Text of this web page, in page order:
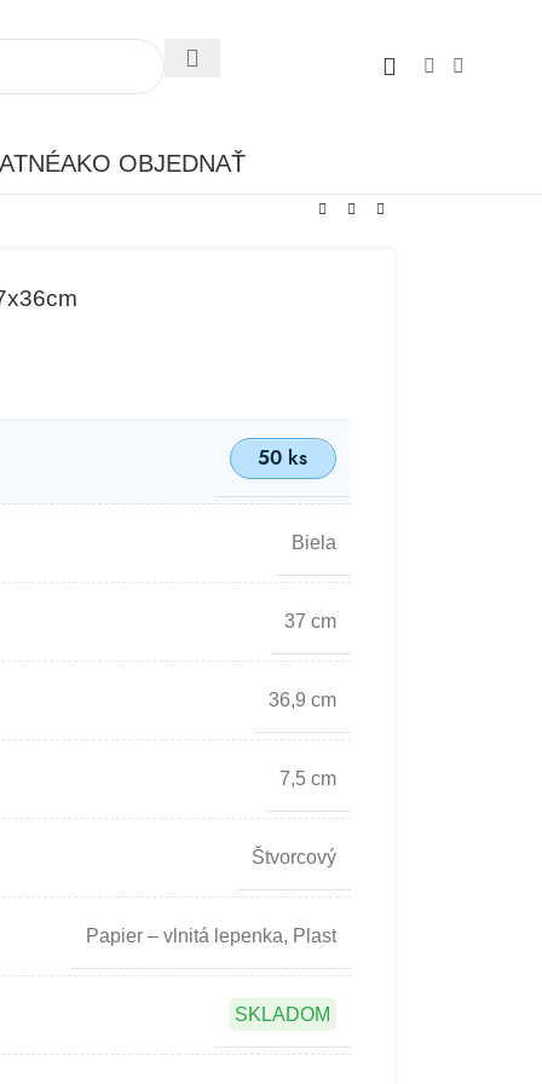
AKO OBJEDNAŤ
50 ks
Biela
37 cm
36,9 cm
7,5 cm
Štvorcový
Papier – vlnitá lepenka, Plast
SKLADOM